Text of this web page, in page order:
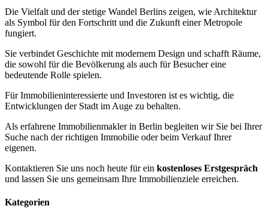
Die Vielfalt und der stetige Wandel Berlins zeigen, wie Architektur
als Symbol für den Fortschritt und die Zukunft einer Metropole
fungiert.
Sie verbindet Geschichte mit modernem Design und schafft Räume,
die sowohl für die Bevölkerung als auch für Besucher eine
bedeutende Rolle spielen.
Für Immobilieninteressierte und Investoren ist es wichtig, die
Entwicklungen der Stadt im Auge zu behalten.
Als erfahrene Immobilienmakler in Berlin begleiten wir Sie bei Ihrer
Suche nach der richtigen Immobilie oder beim Verkauf Ihrer
eigenen.
Kontaktieren Sie uns noch heute für ein kostenloses Erstgespräch
und lassen Sie uns gemeinsam Ihre Immobilienziele erreichen.
Kategorien